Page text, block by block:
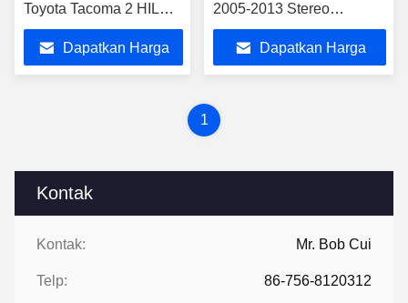
Kontak
Kontak: Mr. Bob Cui
Telp: 86-756-8120312
Toyota Tacoma 2 HILUX
2005-2013 Multimedia
StereoDapatkan Harga
2005-2013 Stereo
Multimedia Mobil
Dapatkan Harga
1